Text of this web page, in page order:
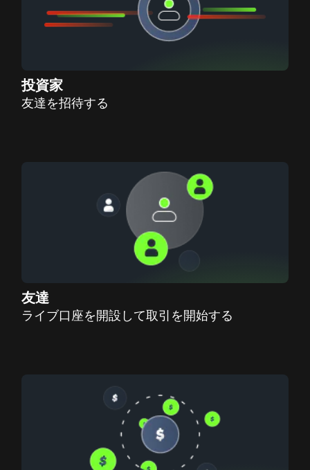
投資家
友達を招待する
友達
ライブ口座を開設して取引を開始する